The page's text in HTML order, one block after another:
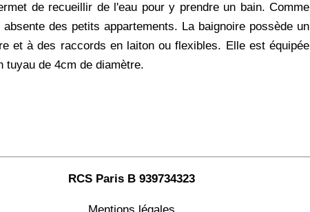
de recueillir de l'eau pour y prendre un bain. Comme
des petits appartements. La baignoire possède un
et à des raccords en laiton ou flexibles. Elle est équipée
tuyau de 4cm de diamètre.
RCS Paris B 939734323